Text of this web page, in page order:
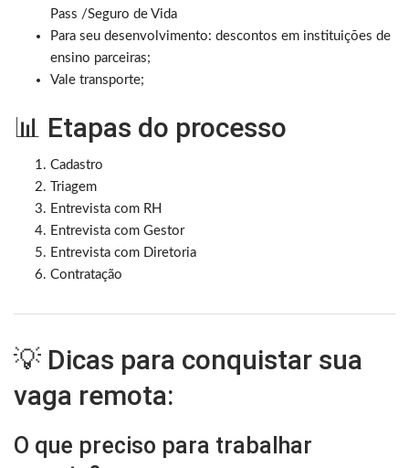
Pass /Seguro de Vida
Para seu desenvolvimento: descontos em instituições de
ensino parceiras;
Vale transporte;
📊 Etapas do processo
Cadastro
Triagem
Entrevista com RH
Entrevista com Gestor
Entrevista com Diretoria
Contratação
💡 Dicas para conquistar sua
vaga remota:
O que preciso para trabalhar